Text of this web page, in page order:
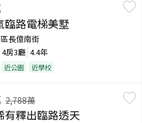
臨路電梯美墅
長億南街
4房3廳 4.4年
近公園 近學校
2,788萬
有釋出臨路透天